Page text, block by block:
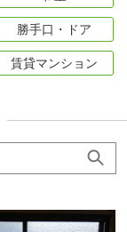
勝手口・ドア
賃貸マンション